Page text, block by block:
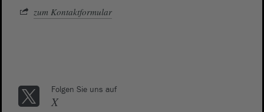
zum Kontaktformular
Folgen Sie uns auf
X